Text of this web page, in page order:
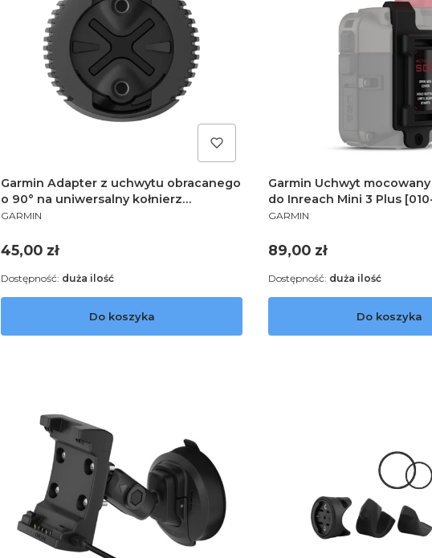
Garmin Adapter z uchwytu obracanego
o 90° na uniwersalny kołnierz
mocujący [010-12494-00]
PRODUCENT
GARMIN
Cena
45,00 zł
Do koszyka
Dostępność: duża ilość
Garmin Uchwyt
do Inreach Mini 3 Plus
PRODUCENT
GARMIN
Cena
89,00 zł
Do koszyka
Dostępność: duża ilość